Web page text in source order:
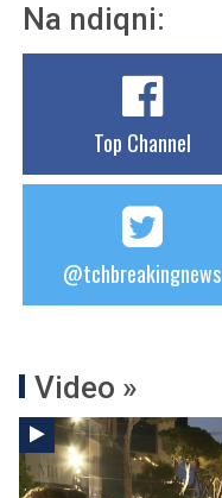
Na ndiqni:
Top Channel
@tchbreakingnews
Video »